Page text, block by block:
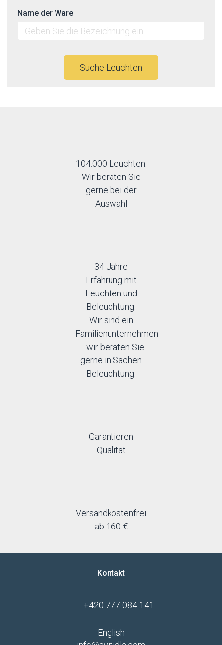
Name der Ware
Suche Leuchten
104.000 Leuchten.
Wir beraten Sie
gerne bei der
Auswahl
34 Jahre
Erfahrung mit
Leuchten und
Beleuchtung.
Wir sind ein
Familienunternehmen
– wir beraten Sie
gerne in Sachen
Beleuchtung.
Garantieren
Qualität
Versandkostenfrei
ab 160 €
Kontakt
+420 777 084 141
English